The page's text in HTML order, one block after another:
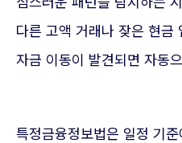
다른 고액 거래나 잦은 현금
자금 이동이 발견되면 자동
특정금융정보법은 일정 기